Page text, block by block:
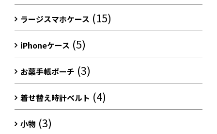
ラージスマホケース (15)
iPhoneケース (5)
お薬手帳ポーチ (3)
着せ替え時計ベルト (4)
小物 (3)